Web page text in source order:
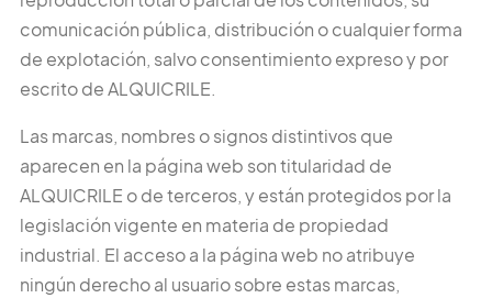
comunicación pública, distribución o cualquier forma
de explotación, salvo consentimiento expreso y por
escrito de ALQUICRILE.
Las marcas, nombres o signos distintivos que
aparecen en la página web son titularidad de
ALQUICRILE o de terceros, y están protegidos por la
legislación vigente en materia de propiedad
industrial. El acceso a la página web no atribuye
ningún derecho al usuario sobre estas marcas,